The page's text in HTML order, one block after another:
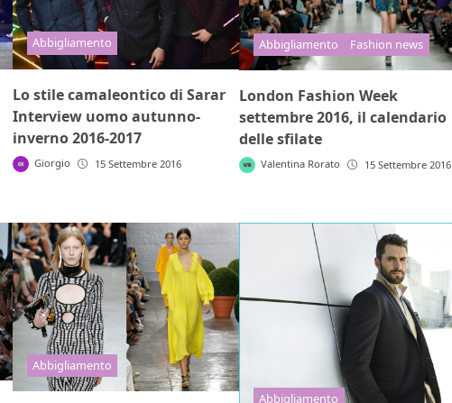
Abbigliamento
Lo stile camaleontico di Sarar
Interview uomo autunno-
inverno 2016-2017
Giorgio 15 Settembre 2016
Abbigliamento Fashion news
London Fashion Week
settembre 2016, il calendario
delle sfilate
Valentina Rorato 15 Settembre 2016
Abbigliamento
Abbigliamento